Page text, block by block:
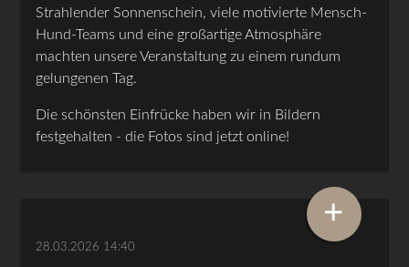
Strahlender Sonnenschein, viele motivierte Mensch-
Hund-Teams und eine großartige Atmosphäre
machten unsere Veranstaltung zu einem rundum
gelungenen Tag.
Die schönsten Einfrücke haben wir in Bildern
festgehalten - die Fotos sind jetzt online!
28.03.2026 14:40
+